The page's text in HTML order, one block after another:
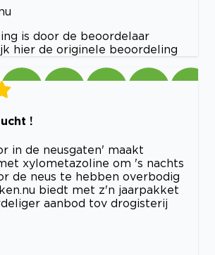
is door de beoordelaar
hier de originele beoordeling
!
in de neusgaten' maakt
xylometazoline om 's nachts
de neus te hebben overbodig
biedt met z'n jaarpakket
aanbod tov drogisterij